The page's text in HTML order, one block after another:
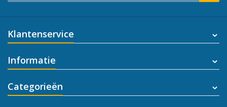
Klantenservice
Informatie
Categorieën